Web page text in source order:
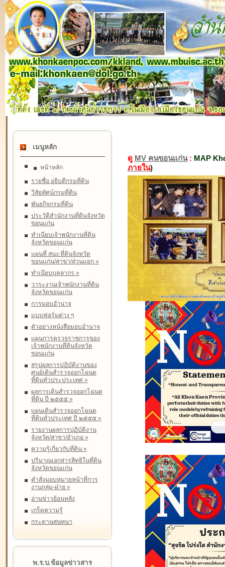
เมนูหลัก
หน้าหลัก
รายชื่อ อธิบดีกรมที่ดิน
วิสัยทัศน์กรมที่ดิน
พันธกิจกรมที่ดิน
ประวัติสำนักงานที่ดินจังหวัด
ขอนแก่น
ทำเนียบเจ้าพนักงานที่ดิน
จังหวัดขอนแก่น
แผนที่ สนง.ที่ดินจังหวัด
ขอนแก่น/สาขา/ส่วนแยก »
ทำเนียบบุคลากร »
วาระงานเจ้าพนักงานที่ดิน
จังหวัดขอนแก่น
การมอบอำนาจ
แบบฟอร์มต่าง ๆ
ตัวอย่างหนังสือมอบอำนาจ
แผนการตรวจราชการของ
เจ้าพนักงานที่ดินจังหวัด
ขอนแก่น
สรุปผลการปฏิบัติงานของ
ศูนย์เดินสำรวจออกโฉนด
ที่ดินทั่วประประเทศ »
ผลการเดินสำรวจออกโฉนด
ที่ดิน ปี ๒๕๕๕ »
แผนเดินสำรวจออกโฉนด
ที่ดินทั่วประเทศ ปี ๒๕๕๕ »
รายงานผลการปฏิบัติงาน
จังหวัด/สาขา/อำเภอ »
ความรู้เกี่ยวกับที่ดิน »
ปริมาณเอกสารสิทธิในที่ดิน
จังหวัดขอนแก่น
คำสั่งมอบหมายหน้าที่การ
งานกลุ่ม-ฝ่าย »
อ่านข่าวย้อนหลัง
เกร็ดความรู้
กระดานสนทนา
พ.ร.บ.ข้อมูลข่าวสาร
ดู MV คนขอนแก่น: MAP
ภายใน)